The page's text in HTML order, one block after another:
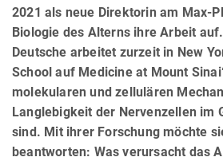
2021 als neue Direktorin am Max-
Biologie des Alterns ihre Arbeit
Deutsche arbeitet zurzeit in New
School auf Medicine at Mount
molekularen und zellulären
Langlebigkeit der Nervenzellen im
sind. Mit ihrer Forschung möchte
beantworten: Was verursacht das